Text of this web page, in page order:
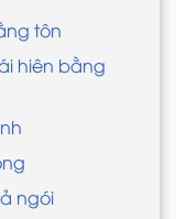
tôn
hiên bằng
ngói